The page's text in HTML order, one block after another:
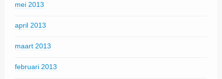
mei 2013
april 2013
maart 2013
februari 2013